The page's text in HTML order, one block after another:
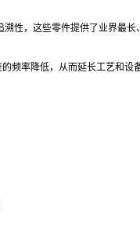
性，这些零件提供了业界最长
频率降低，从而延长工艺和设